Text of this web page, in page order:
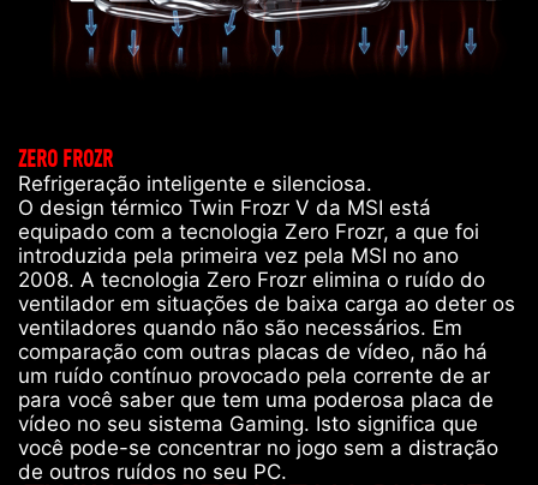
ZERO FROZR
Refrigeração inteligente e silenciosa.
O design térmico Twin Frozr V da MSI está
equipado com a tecnologia Zero Frozr, a que foi
introduzida pela primeira vez pela MSI no ano
2008. A tecnologia Zero Frozr elimina o ruído do
ventilador em situações de baixa carga ao deter os
ventiladores quando não são necessários. Em
comparação com outras placas de vídeo, não há
um ruído contínuo provocado pela corrente de ar
para você saber que tem uma poderosa placa de
vídeo no seu sistema Gaming. Isto significa que
você pode-se concentrar no jogo sem a distração
de outros ruídos no seu PC.